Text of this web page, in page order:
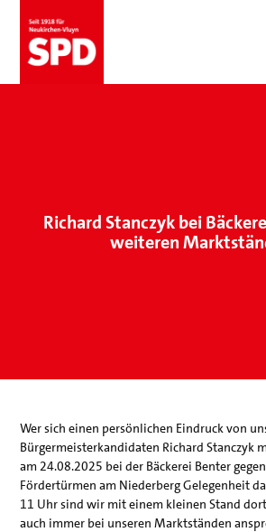
Richard Stanczyk bei
weiteren
Wer sich einen persönlichen Eindruck von
Bürgermeisterkandidaten Richard Stanczyk
am 24.08.2025 bei der Bäckerei Benter
Fördertürmen am Niederberg Gelegenheit
11 Uhr sind wir mit einem kleinen Stand
auch immer bei unseren Marktständen